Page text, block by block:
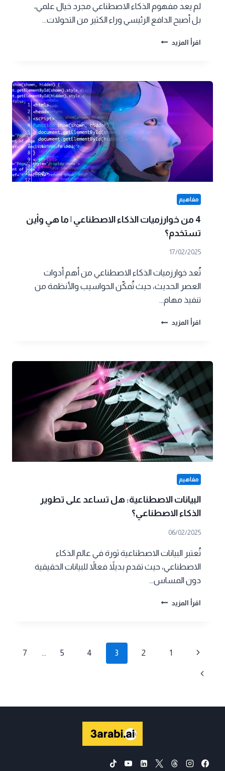
لم يعد مفهوم الذكاء الاصطناعي مجرد خيال علمي،
بل أصبح الدافع الرئيسي وراء الكثير من التحولات…
اقرأ المزيد مفهوم
حقائق
يجب
أن
تعرفها
مفاهيم
4 من خوارزميات الذكاء الاصطناعي | ما هي وأين
تستخدم؟
17/02/2025
تُعد خوارزميات الذكاء الاصطناعي من أهم أدوات
العصر الحديث، حيث تُمكّن الحواسيب والأنظمة من
تنفيذ مهام…
اقرأ المزيد 4
الاصطناعي
|
ما
هي
وأين
تستخدم؟
مفاهيم
البيانات الاصطناعية: هل تساعد على تطوير
الذكاء الاصطناعي؟
06/02/2025
تُعتبر البيانات الاصطناعية ثورة في عالم الذكاء
الاصطناعي، حيث تقدم بديلاً فعالاً للبيانات الحقيقية
دون المساس…
اقرأ المزيد البيانات
تطوير
تنقل
الصفحة
الصفحة
السابقة
1
2
3
4
5
…
7
الصفحة